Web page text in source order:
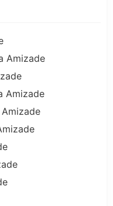
Amizade
Amizade